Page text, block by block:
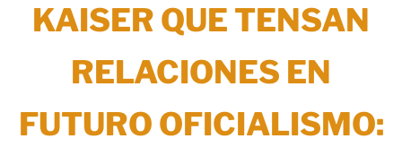
KAISER QUE TENSAN
RELACIONES EN
FUTURO OFICIALISMO: